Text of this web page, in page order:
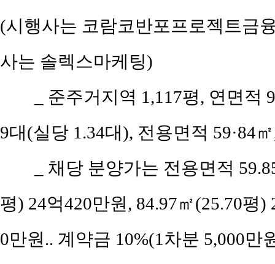
(시행사는 코람코반포프로젝트금
사는 솔렉스마케팅)
_ 준주거지역 1,117평, 연면
9대(실당 1.34대), 전용면적 59·84
_ 채당 분양가는 전용면적
평) 24억420만원, 84.97㎡(25.70평
0만원.. 계약금 10%(1차분 5,000만